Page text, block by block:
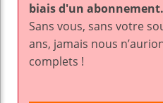
biais d'un abonnement.
Sans vous, sans votre
ans, jamais nous
complets !